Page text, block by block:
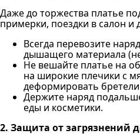
Даже до торжества платье
примерки, поездки в салон и
Всегда перевозите
дышащего материала
Не вешайте платье на
на широкие плечики с
деформировать
Держите наряд
еды и косметики.
2. Защита от загрязнений